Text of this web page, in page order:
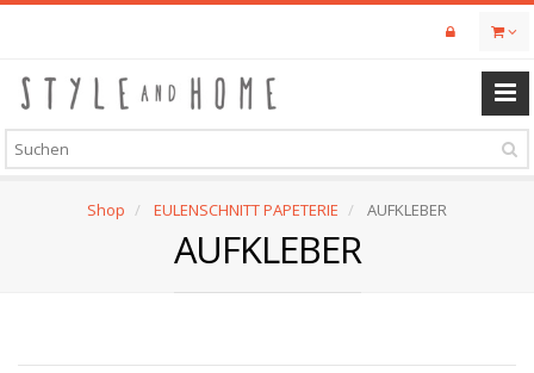
Skip
content
Shop EULENSCHNITT PAPETERIE AUFKLEBER
AUFKLEBER